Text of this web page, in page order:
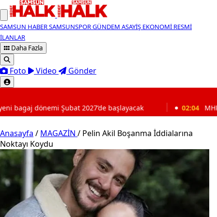
SAMSUN HABERSAMSUNSPORGÜNDEM ASAYİŞ EKONOMİ RESMİ
İLANLAR
Daha Fazla
Foto Video Gönder
başlayacak 02:04 MHP'li Feti Yıldız'dan
Anasayfa / MAGAZİN / Pelin Akil Boşanma İddialarına
Noktayı Koydu